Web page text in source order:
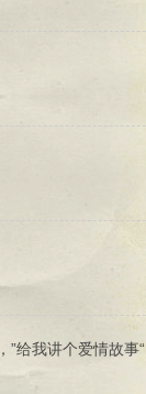
”给我讲个爱情故事“